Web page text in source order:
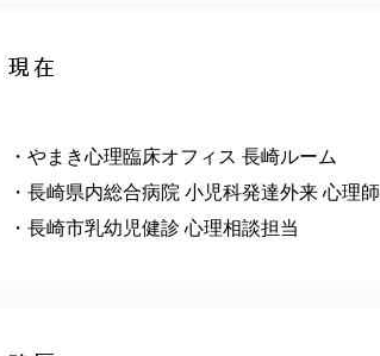
現在
・やまき心理臨床オフィス 長崎ルーム
・長崎県内総合病院 小児科発達外来 心理師
・長崎市乳幼児健診 心理相談担当